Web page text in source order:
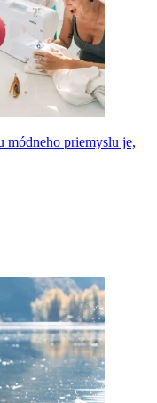
módneho priemyslu je,